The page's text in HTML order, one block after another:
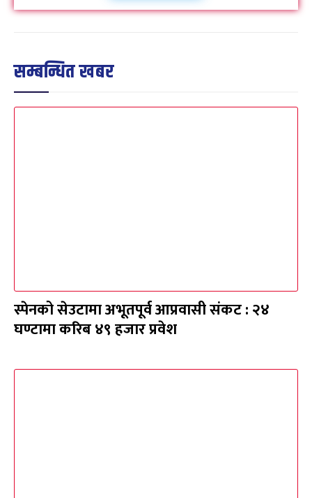
सम्बन्धित खबर
स्पेनको सेउटामा अभूतपूर्व आप्रवासी संकट : २४
घण्टामा करिब ४९ हजार प्रवेश